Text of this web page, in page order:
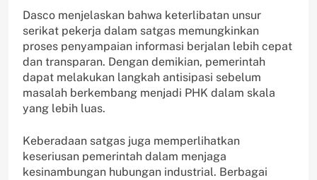
Dasco menjelaskan bahwa keterlibatan unsur
serikat pekerja dalam satgas memungkinkan
proses penyampaian informasi berjalan lebih cepat
dan transparan. Dengan demikian, pemerintah
dapat melakukan langkah antisipasi sebelum
masalah berkembang menjadi PHK dalam skala
yang lebih luas.
Keberadaan satgas juga memperlihatkan
keseriusan pemerintah dalam menjaga
kesinambungan hubungan industrial. Berbagai